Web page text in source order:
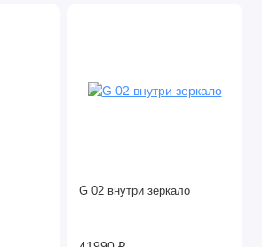
G 02 внутри зеркало